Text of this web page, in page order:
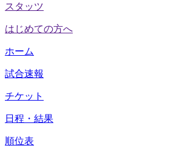
スタッツ
はじめての方へ
ホーム
試合速報
チケット
日程・結果
順位表